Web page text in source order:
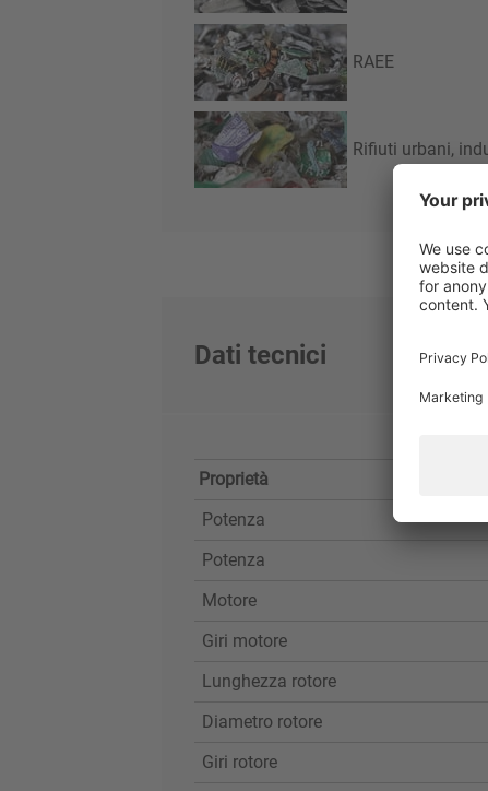
RAEE
Rifiuti urbani,
Dati tecnici
Proprietà
Potenza
Potenza
Motore
Giri motore
Lunghezza rotore
Diametro rotore
Giri rotore